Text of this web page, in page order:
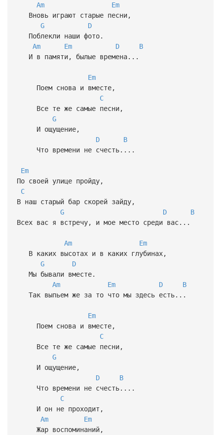
Am
Em
Вновь играют старые песни,
G
D
Поблекли наши фото.
Am
Em D
B
И в памяти, былые времена...
Em
Поем снова и вместе,
C
Все те же самые песни,
G
И ощущение,
D
B
Что времени не счесть....
Em
По своей улице пройду,
C
В наш старый бар скорей зайду,
G
D
B
Всех вас я встречу, и мое место среди вас...
Am
Em
В каких высотах и в каких глубинах,
G
D
Мы бывали вместе.
Am
Em D
B
Так выпьем же за то что мы здесь есть...
Em
Поем снова и вместе,
C
Все те же самые песни,
G
И ощущение,
D
B
Что времени не счесть....
C
И он не проходит,
Am
Em
Жар воспоминаний,